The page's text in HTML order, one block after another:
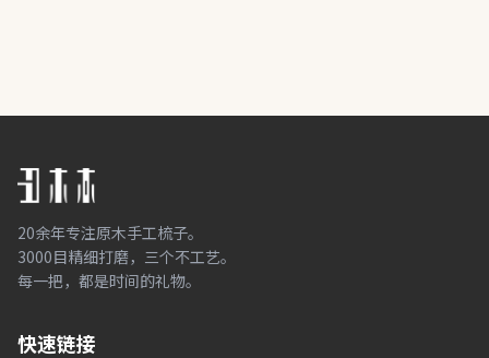
20余年专注原木手工梳子。
3000目精细打磨，三个不工艺。
每一把，都是时间的礼物。
快速链接